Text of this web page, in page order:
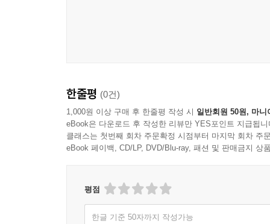
한줄평 (0건)
1,000원 이상 구매 후 한줄평 작성 시 일반회원 50원, 마니
eBook은 다운로드 후 작성한 리뷰만 YES포인트 지급됩니
클래스는 첫번째 회차 주문확정 시점부터 마지막 회차 주
eBook 페이백, CD/LP, DVD/Blu-ray, 패션 및 판매금지 상
평점
한글 기준 50자까지 작성가능